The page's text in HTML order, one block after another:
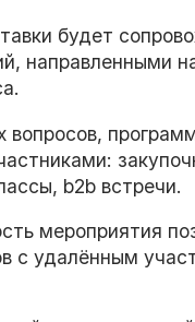
будет
направленными
b2b встречи.
мероприятия
с удалённым